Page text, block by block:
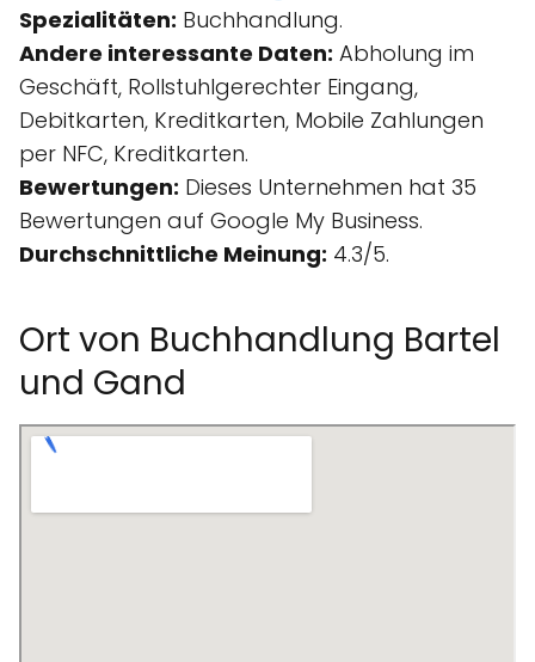
Spezialitäten: Buchhandlung.
Andere interessante Daten: Abholung im
Geschäft, Rollstuhlgerechter Eingang,
Debitkarten, Kreditkarten, Mobile Zahlungen
per NFC, Kreditkarten.
Bewertungen: Dieses Unternehmen hat 35
Bewertungen auf Google My Business.
Durchschnittliche Meinung: 4.3/5.
Ort von Buchhandlung Bartel
und Gand